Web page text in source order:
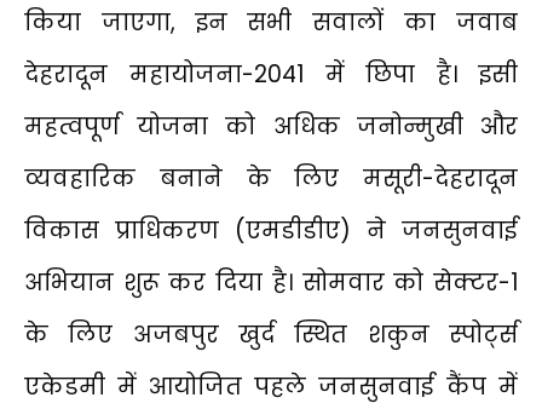
किया जाएगा, इन सभी सवालों का जवाब
देहरादून महायोजना-2041 में छिपा है। इसी
महत्वपूर्ण योजना को अधिक जनोन्मुखी और
व्यवहारिक बनाने के लिए मसूरी-देहरादून
विकास प्राधिकरण (एमडीडीए) ने जनसुनवाई
अभियान शुरू कर दिया है। सोमवार को सेक्टर-1
के लिए अजबपुर खुर्द स्थित शकुन स्पोर्ट्स
एकेडमी में आयोजित पहले जनसुनवाई कैंप में